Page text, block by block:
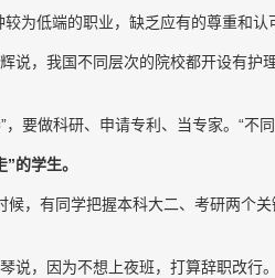
为低端的职业，缺乏应有的尊重和
说，我国不同层次的院校都开设有
，要做科研、申请专利、当专家。“
的学生。
，有同学把握本科大二、考研两个
说，因为不想上夜班，打算辞职改